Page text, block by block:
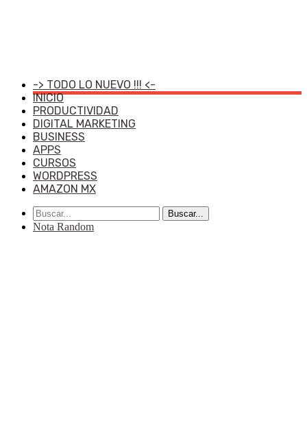
-> TODO LO NUEVO !!! <-
INICIO
PRODUCTIVIDAD
DIGITAL MARKETING
BUSINESS
APPS
CURSOS
WORDPRESS
AMAZON MX
Buscar...
Nota Random